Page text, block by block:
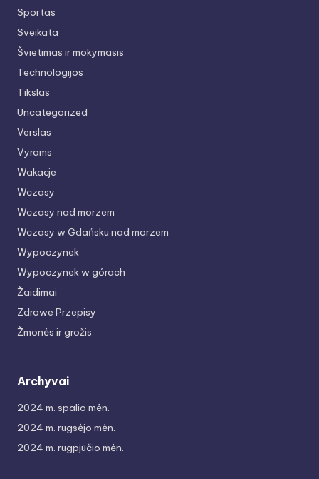
Sportas
Sveikata
Švietimas ir mokymasis
Technologijos
Tikslas
Uncategorized
Verslas
Vyrams
Wakacje
Wczasy
Wczasy nad morzem
Wczasy w Gdańsku nad morzem
Wypoczynek
Wypoczynek w górach
Žaidimai
Zdrowe Przepisy
Žmonės ir grožis
Archyvai
2024 m. spalio mėn.
2024 m. rugsėjo mėn.
2024 m. rugpjūčio mėn.